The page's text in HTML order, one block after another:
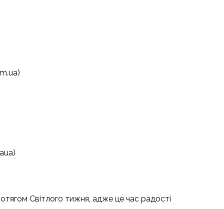
Світлого тижня, адже це час радості